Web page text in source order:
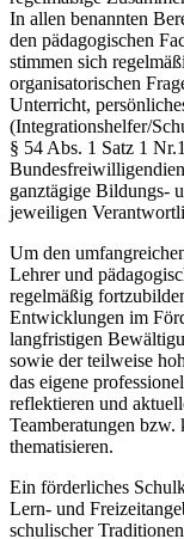
In allen benannten
den pädagogischen
stimmen sich
organisatorischen
Unterricht,
(Integrationshelfer/
§ 54 Abs. 1 Satz 1
ganztägige Bildungs-
jeweiligen
Um den
Lehrer und
regelmäßig
Entwicklungen im
langfristigen
sowie der teilweise
das eigene
reflektieren und
Teamberatungen
thematisieren.
Ein förderliches
Lern- und
schulischer